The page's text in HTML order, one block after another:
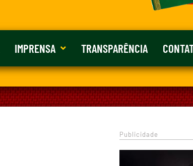
IMPRENSA TRANSPARÊNCIA
Publicidade